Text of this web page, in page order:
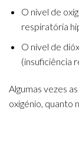
O nível de
respiratória
O nível de
(insuficiência
Algumas vezes
oxigénio, quanto